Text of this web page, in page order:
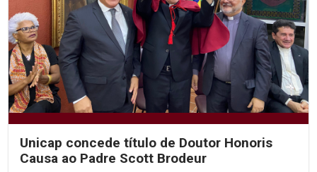
Unicap concede título de Doutor Honoris
Causa ao Padre Scott Brodeur